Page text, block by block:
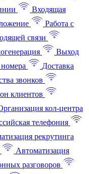
Входящая
Работа с
связи
Выход
Доставка
звонков
клиентов
кол-центра
телефония
рекрутинга
Автоматизация
разговоров